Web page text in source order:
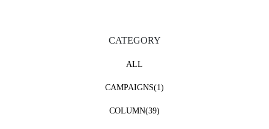
CATEGORY
ALL
CAMPAIGNS(1)
COLUMN(39)